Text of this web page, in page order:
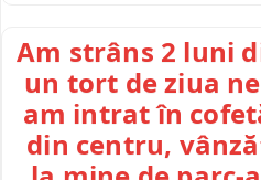
Am strâns 2 luni
un tort de ziua
am intrat în
din centru,